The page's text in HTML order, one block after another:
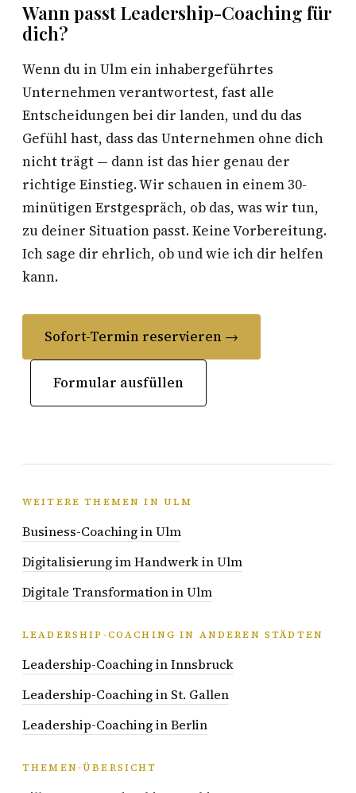
Wann passt Leadership-Coaching für
dich?
Wenn du in Ulm ein inhabergeführtes
Unternehmen verantwortest, fast alle
Entscheidungen bei dir landen, und du das
Gefühl hast, dass das Unternehmen ohne dich
nicht trägt — dann ist das hier genau der
richtige Einstieg. Wir schauen in einem 30-
minütigen Erstgespräch, ob das, was wir tun,
zu deiner Situation passt. Keine Vorbereitung.
Ich sage dir ehrlich, ob und wie ich dir helfen
kann.
Sofort-Termin reservieren →
Formular ausfüllen
WEITERE THEMEN IN ULM
Business-Coaching in Ulm
Digitalisierung im Handwerk in Ulm
Digitale Transformation in Ulm
LEADERSHIP-COACHING IN ANDEREN STÄDTEN
Leadership-Coaching in Innsbruck
Leadership-Coaching in St. Gallen
Leadership-Coaching in Berlin
THEMEN-ÜBERSICHT